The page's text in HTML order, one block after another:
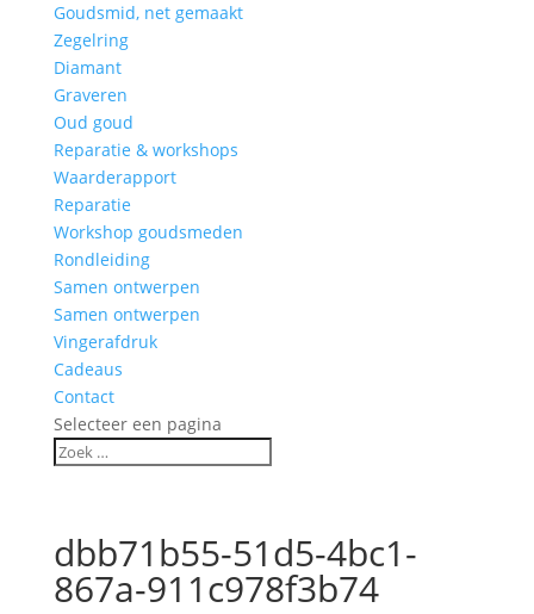
Goudsmid, net gemaakt
Zegelring
Diamant
Graveren
Oud goud
Reparatie & workshops
Waarderapport
Reparatie
Workshop goudsmeden
Rondleiding
Samen ontwerpen
Samen ontwerpen
Vingerafdruk
Cadeaus
Contact
Selecteer een pagina
dbb71b55-51d5-4bc1-
867a-911c978f3b74